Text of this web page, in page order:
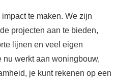
te maken. We zijn
projecten aan te bieden,
lijnen en veel eigen
werkt aan woningbouw,
je kunt rekenen op een